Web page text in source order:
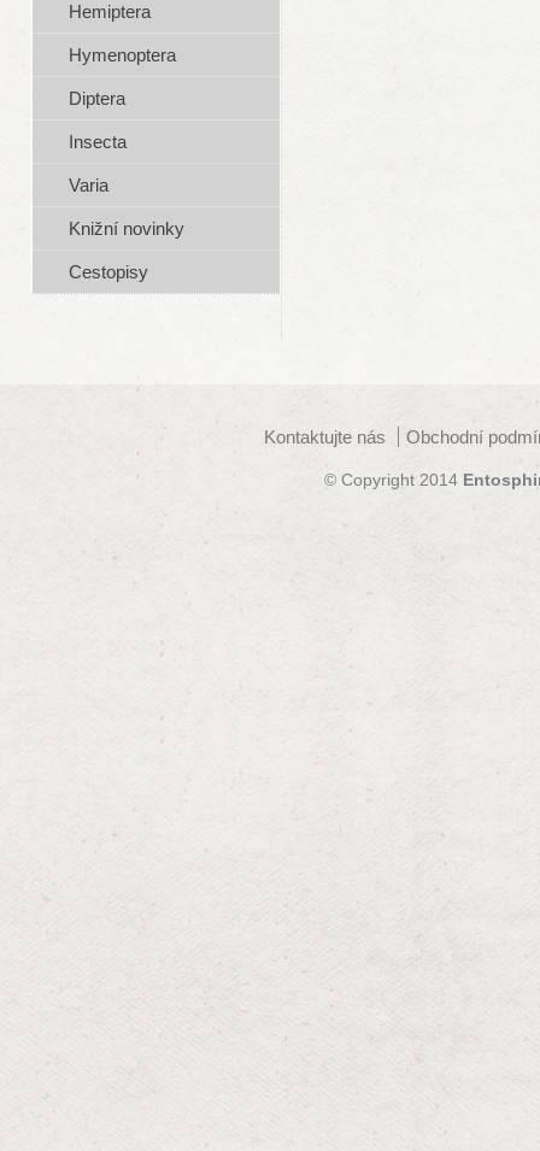
Hemiptera
Hymenoptera
Diptera
Insecta
Varia
Knižní novinky
Cestopisy
Kontaktujte nás Obchodní
© Copyright 2014